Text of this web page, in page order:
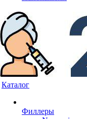
Каталог
Филлеры